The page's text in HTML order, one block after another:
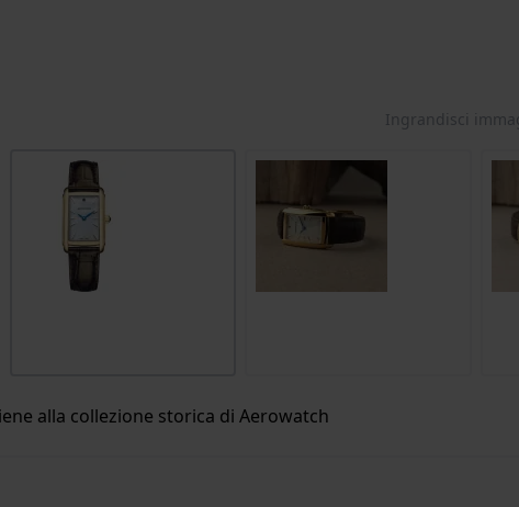
Ingrandisci
alla collezione storica di Aerowatch